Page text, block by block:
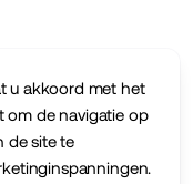
u akkoord met het
om de navigatie op
de site te